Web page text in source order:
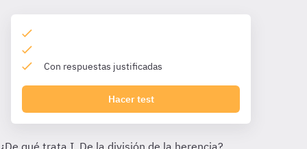
Con respuestas justificadas
Hacer test